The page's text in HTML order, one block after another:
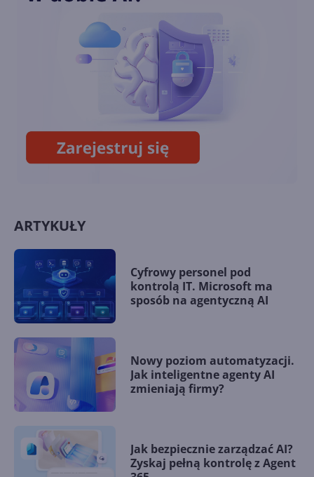
Recall - flagowa funkcja AI w
Windows 11 w końcu wydana
ARTYKUŁY
Cyfrowy personel pod
kontrolą IT. Microsoft ma
sposób na agentyczną AI
Nowy poziom automatyzacji.
Jak inteligentne agenty AI
zmieniają firmy?
Jak bezpiecznie zarządzać AI?
Zyskaj pełną kontrolę z Agent